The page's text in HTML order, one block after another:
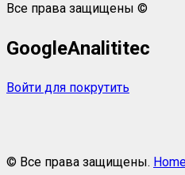
Все права защищены ©
GoogleAnalititec
Войти для покрутить
© Все права защищены.